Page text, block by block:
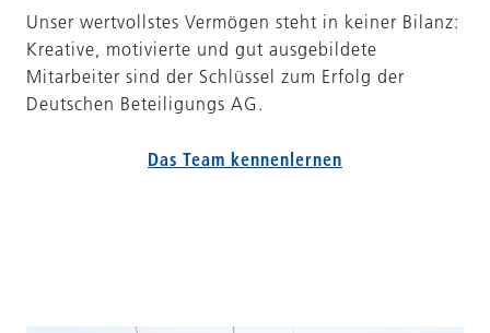
Unser wertvollstes Vermögen steht in keiner Bilanz:
Kreative, motivierte und gut ausgebildete
Mitarbeiter sind der Schlüssel zum Erfolg der
Deutschen Beteiligungs AG.
Das Team kennenlernen